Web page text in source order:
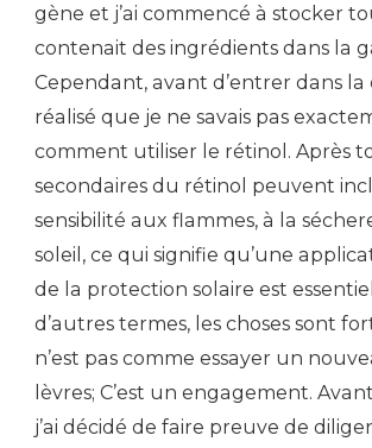
gène et j’ai commencé à stocker
contenait des ingrédients dans la
Cependant, avant d’entrer dans la
réalisé que je ne savais pas
comment utiliser le rétinol. Après
secondaires du rétinol peuvent
sensibilité aux flammes, à la
soleil, ce qui signifie qu’une
de la protection solaire est
d’autres termes, les choses sont
n’est pas comme essayer un
lèvres; C’est un engagement.
j’ai décidé de faire preuve de